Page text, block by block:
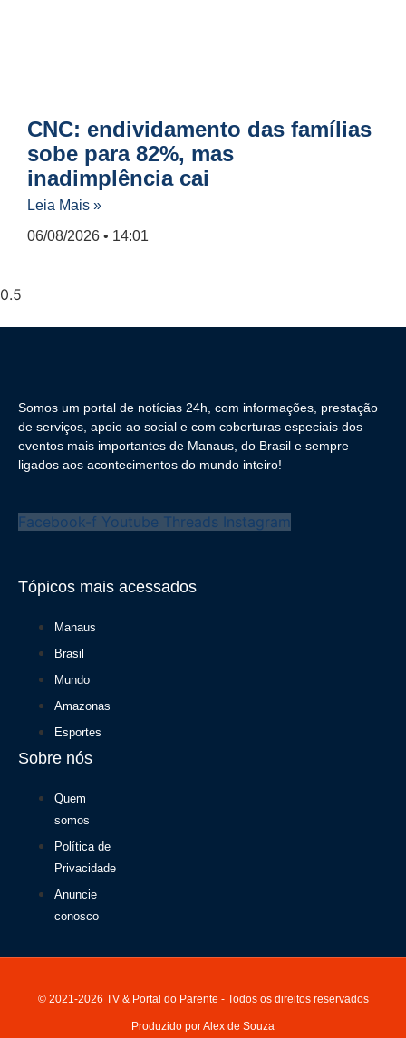
CNC: endividamento das famílias
sobe para 82%, mas
inadimplência cai
Leia Mais »
06/08/2026
14:01
Somos um portal de notícias 24h, com informações, prestação
de serviços, apoio ao social e com coberturas especiais dos
eventos mais importantes de Manaus, do Brasil e sempre
ligados aos acontecimentos do mundo inteiro!
Facebook-f Youtube Threads Instagram
Tópicos mais acessados
Manaus
Brasil
Mundo
Amazonas
Esportes
Sobre nós
Quem
somos
Política de
Privacidade
Anuncie
conosco
© 2021-2026 TV & Portal do Parente - Todos os direitos reservados
Produzido por Alex de Souza